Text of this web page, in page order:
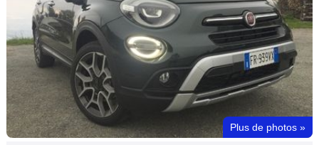
Flottes
Auto
Services
Forum
Moto Plus de photos »